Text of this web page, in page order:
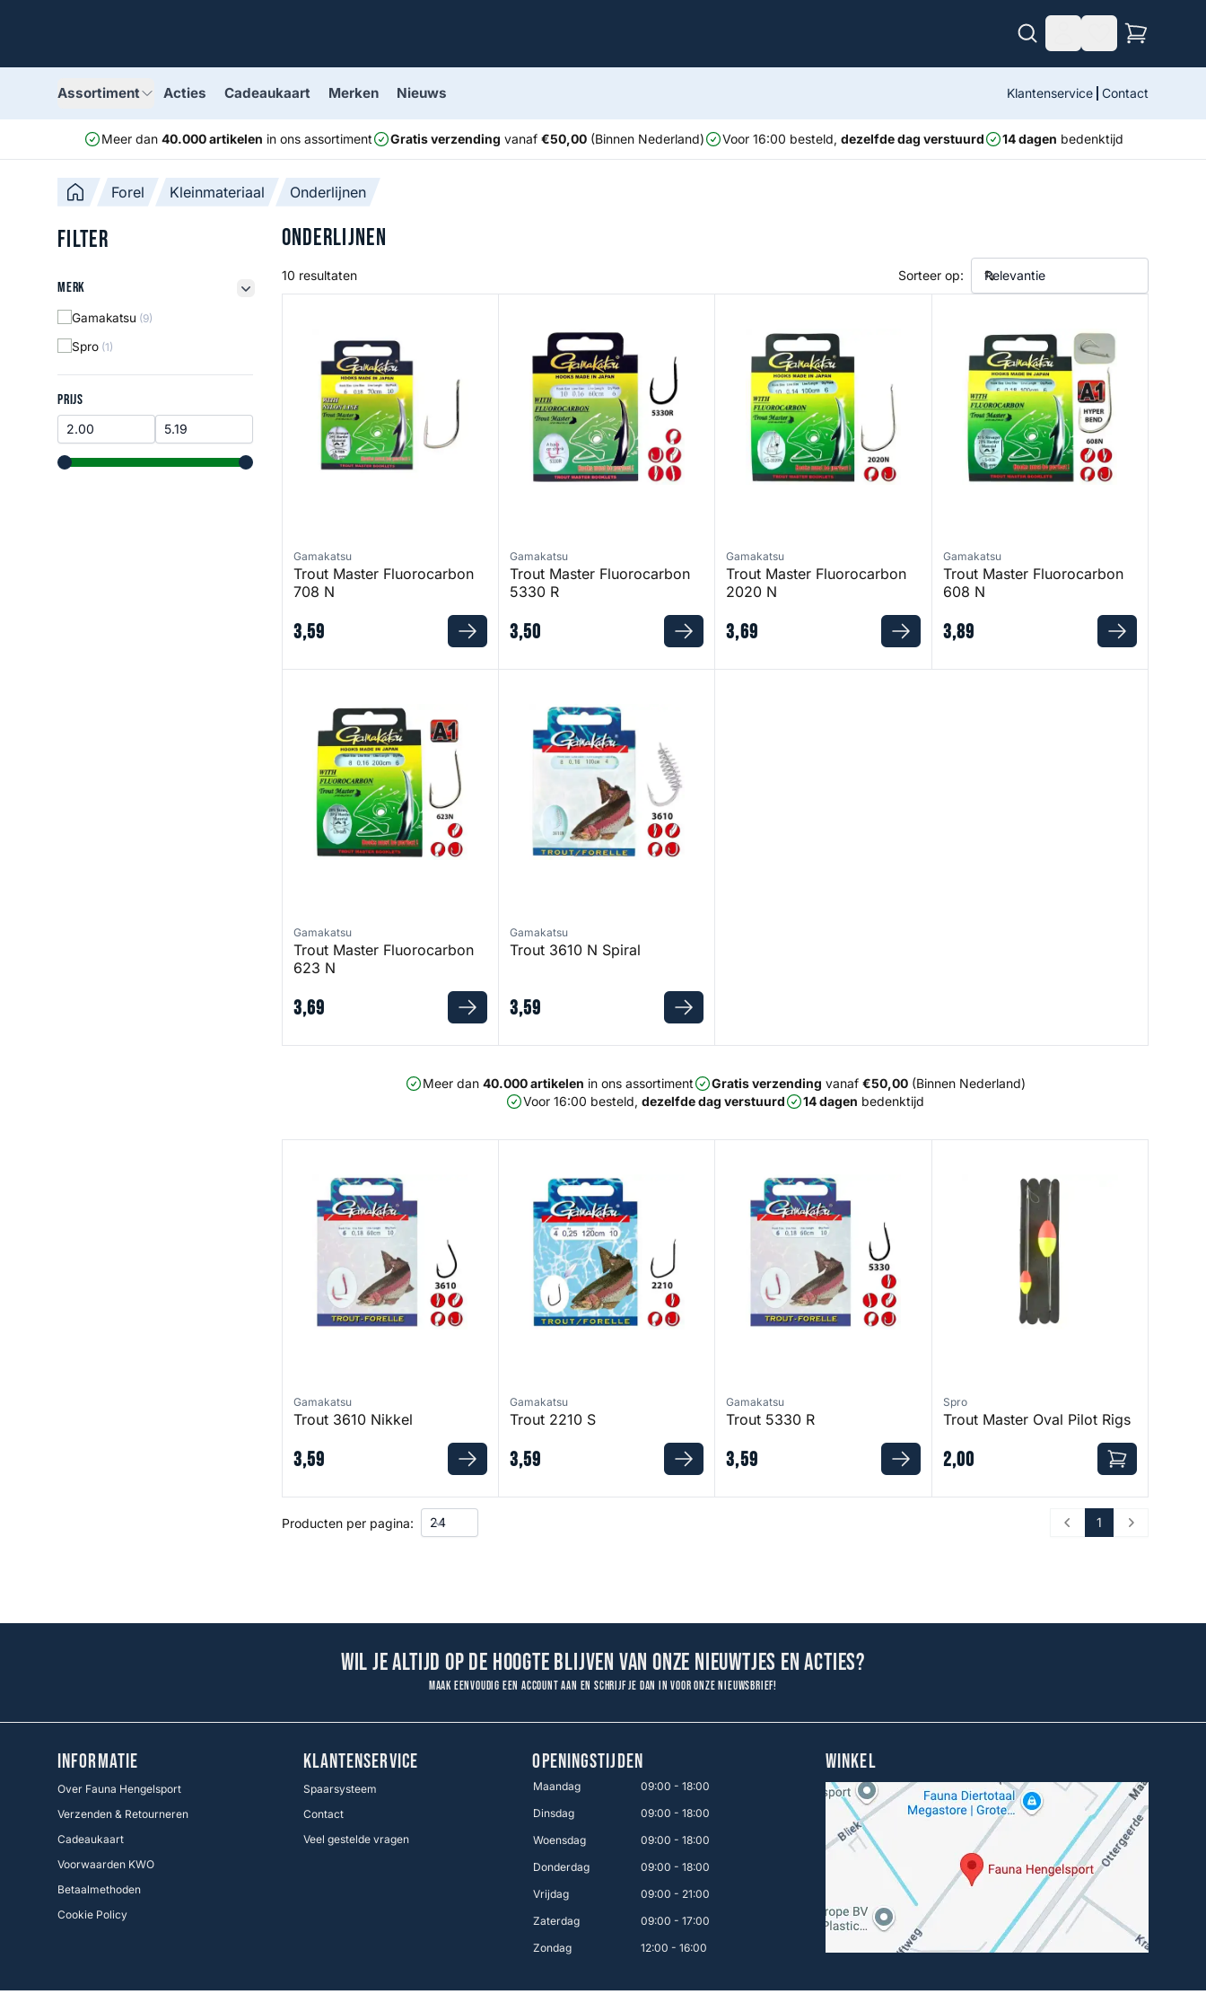
Assortiment Acties Cadeaukaart Merken Nieuws Klantenservice Contact
Meer dan 40.000 artikelen in ons assortiment Gratis verzending vanaf €50,00(Binnen Nederland) Voor 16:00 besteld, dezelfde dag verstuurd 14 dagen bedenktijd
Forel Kleinmateriaal Onderlijnen
Filter
Merk
Merk filter button
Gamakatsu (9)
Spro (1)
Prijs
PRIJS
range slider button range slider button
Onderlijnen
10 resultaten Sorteer op:
Gamakatsu
Trout Master Fluorocarbon
708 N
3,59
Gamakatsu
Trout Master Fluorocarbon
5330 R
3,50
Gamakatsu
Trout Master Fluorocarbon
2020 N
3,69
Gamakatsu
Trout Master Fluorocarbon
608 N
3,89
Gamakatsu
Trout Master Fluorocarbon
623 N
3,69
Gamakatsu
Trout 3610 N Spiral
3,59
Meer dan 40.000 artikelen in ons assortiment Gratis verzending vanaf €50,00(Binnen Nederland)
Voor 16:00 besteld,dezelfde dag verstuurd 14 dagen bedenktijd
Gamakatsu
Trout 3610 Nikkel
3,59
Gamakatsu
Trout 2210 S
3,59
Gamakatsu
Trout 5330 R
3,59
Spro
Trout Master Oval Pilot Rigs
2,00
Producten per pagina: Prev 1 Next
Wil je altijd op de hoogte blijven van onze nieuwtjes en acties?
Maak eenvoudig een account aan en schrijf je dan in voor onze nieuwsbrief!
INFORMATIE
Over Fauna Hengelsport
Verzenden & Retourneren
Cadeaukaart
Voorwaarden KWO
Betaalmethoden
Cookie Policy
KLANTENSERVICE
Spaarsysteem
Contact
Veel gestelde vragen
OPENINGSTIJDEN
Maandag
09:00 - 18:00
Dinsdag
09:00 - 18:00
Woensdag
09:00 - 18:00
Donderdag
09:00 - 18:00
Vrijdag
09:00 - 21:00
Zaterdag
09:00 - 17:00
Zondag
12:00 - 16:00
WINKEL